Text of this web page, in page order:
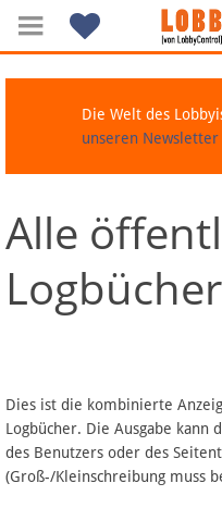
Navigation
Über Lobbypedia
Artikel nach Kategorien
FAQ
Die Welt des
unseren
Alle
Logbücher
Dies ist die kombinierte
Logbücher. Die Ausgabe kann
des Benutzers oder des
(Groß-/Kleinschreibung muss